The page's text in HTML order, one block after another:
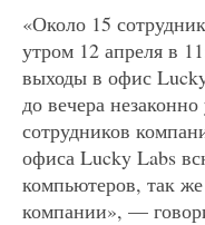
«Около 15
утром 12 апреля в
выходы в офис
до вечера
сотрудников
офиса Lucky Labs
компьютеров, так
компании», —